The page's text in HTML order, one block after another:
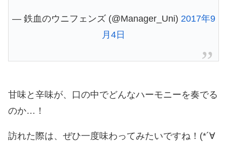
— 鉄血のウニフェンズ (@Manager_Uni) 2017年9
月4日
甘味と辛味が、口の中でどんなハーモニーを奏でる
のか…！
訪れた際は、ぜひ一度味わってみたいですね！(*´∀